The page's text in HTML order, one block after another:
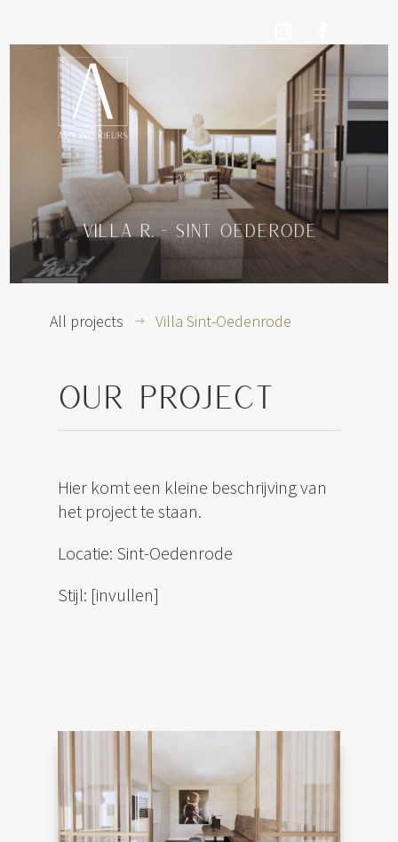
a
Villa R. - Sint Oederode
All projects $ Villa Sint-Oedenrode
Our project
Hier komt een kleine beschrijving van
het project te staan.
Locatie: Sint-Oedenrode
Stijl: [invullen]